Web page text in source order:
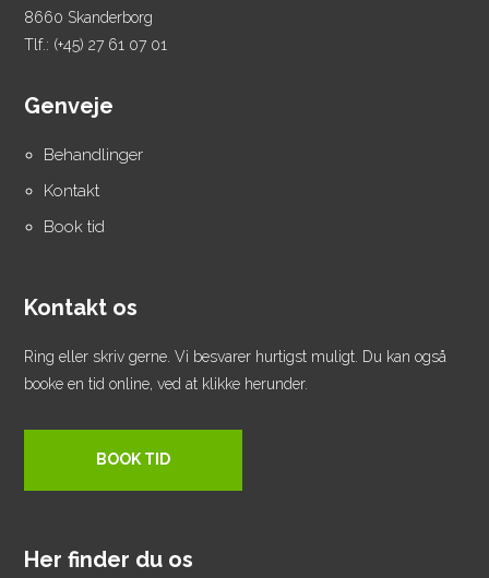
8660 Skanderborg
Tlf.: (+45) 27 61 07 01
Genveje
Behandlinger
Kontakt
Book tid
Kontakt os
Ring eller skriv gerne. Vi besvarer hurtigst muligt. Du kan også
booke en tid online, ved at klikke herunder.
BOOK TID
Her finder du os